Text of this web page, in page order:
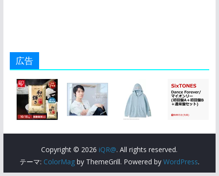
広告
Copyright © 2026 iQR@. All rights reserved.
テーマ: ColorMagby ThemeGrill. Powered by WordPress.